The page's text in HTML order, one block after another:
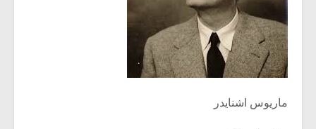
ماریوس اشنایدر